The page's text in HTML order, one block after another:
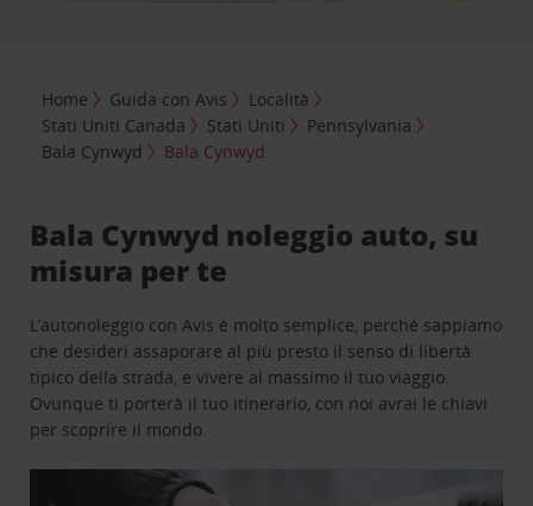
Home Guida con Avis
Località
Stati Uniti Canada
Stati Uniti
Pennsylvania
Bala Cynwyd
Bala Cynwyd
Bala Cynwyd noleggio auto, su
misura per te
L’autonoleggio con Avis è molto semplice, perchè sappiamo
che desideri assaporare al più presto il senso di libertà
tipico della strada, e vivere al massimo il tuo viaggio.
Ovunque ti porterà il tuo itinerario, con noi avrai le chiavi
per scoprire il mondo.